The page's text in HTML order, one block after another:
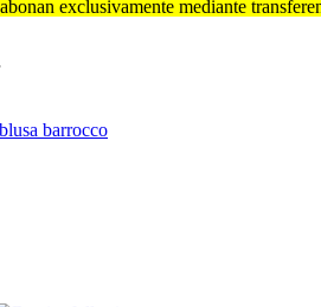
exclusivamente mediante